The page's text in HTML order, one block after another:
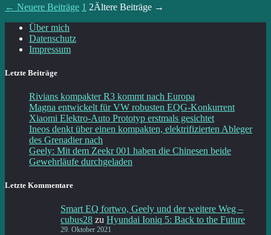
Seitennummerierung
der
Beiträge
← Neuere Beiträge 1 2Ältere Beiträge →
Über mich
Datenschutz
Impressum
Letzte Beiträge
Rivians kompakter R3 kommt nach Europa
Magna entwickelt für VW robusten EQG-Konkurrent
Xiaomi Elektro-Auto Prototyp erstmals gesichtet
Ineos denkt über einen kompakten, elektrifizierten Ableger
des Grenadier nach
Geely: Mit dem Zeekr 001 haben die Chinesen beide
Gewehrläufe durchgeladen
Letzte Kommentare
Smart EQ fortwo, Geely und der weitere Weg –
cubus28 zu Hyundai Ioniq 5: Back to the Future
29. Oktober 2021